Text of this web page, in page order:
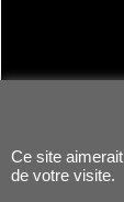
Ce site
de votre visite.